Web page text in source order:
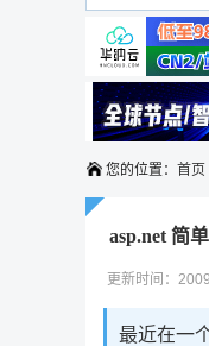
广告 商业广告，理性选择
广告 商业广告，理性选择
您的位置： 首页
asp.net 简
更新时间：
最近在一